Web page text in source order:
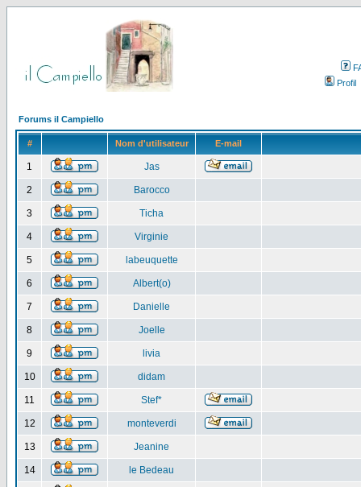
Profil
Forums il Campiello
# Nom d'utilisateur E-mail
1 Jas
2 Barocco
3 Ticha
4 Virginie
5 labeuquette
6 Albert(o)
7 Danielle
8 Joelle
9 livia
10 didam
11 Stef*
12 monteverdi
13 Jeanine
14 le Bedeau